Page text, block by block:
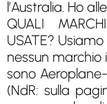
l’Australia. Ho
QUALI
USATE?
nessun marchio
sono
(NdR: sulla